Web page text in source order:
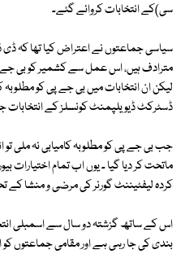
سی)کے انتخابات کروائے گئے۔
سیاسی جماعتوں نے اعتراض کیا تھا کہ
مترادف ہیں، اس عمل سے کشمیر کو بی جے
لیکن ان انتخابات میں بی جے پی کو
ڈسٹرکٹ ڈیویلپمنٹ کونسلز کے انتخابات
جب بی جے پی کو مطلوبہ کامیابی نہ ملی تو
ماتحت کر دیا گیا ۔ یوں اب تمام
کردہ لیفٹیننٹ گورنر کی مرضی و منشا کے
اس کے ساتھ گزشتہ دو سال سے اسمبلی
بندی کی جا رہی ہے اور مقامی جماعتوں